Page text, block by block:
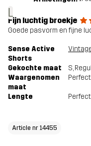
L
Fijn luchtig broekje
Goede pasvorm en fijne
Sense Active
Shorts
Gekochte maat S,
Waargenomen
maat
Perfect
Lengte Perfect
Article nr 14455